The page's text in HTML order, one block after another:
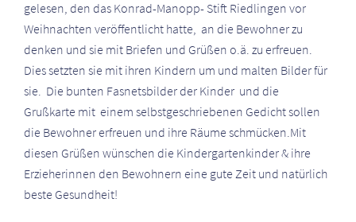
gelesen, den das Konrad-Manopp- Stift Riedlingen vor
Weihnachten veröffentlicht hatte, an die Bewohner zu
denken und sie mit Briefen und Grüßen o.ä. zu erfreuen.
Dies setzten sie mit ihren Kindern um und malten Bilder für
sie. Die bunten Fasnetsbilder der Kinder und die
Grußkarte mit einem selbstgeschriebenen Gedicht sollen
die Bewohner erfreuen und ihre Räume schmücken.Mit
diesen Grüßen wünschen die Kindergartenkinder & ihre
Erzieherinnen den Bewohnern eine gute Zeit und natürlich
beste Gesundheit!